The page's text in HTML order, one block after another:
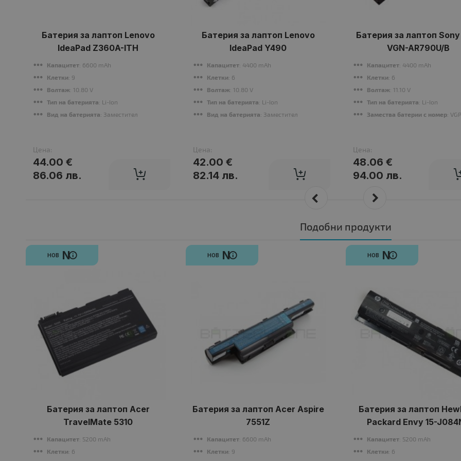
Батерия за лаптоп Lenovo
IdeaPad Z360A-ITH
Капацитет: 6600 mAh
Клетки: 9
Волтаж: 10.80 V
Тип на батерията: Li-Ion
Вид на батерията: Заместител
Цена:
44.00 €
86.06 лв.
Батерия за лаптоп Lenovo
IdeaPad Y490
Капацитет: 4400 mAh
Клетки: 6
Волтаж: 10.80 V
Тип на батерията: Li-Ion
Вид на батерията: Заместител
Цена:
42.00 €
82.14 лв.
Батерия за лаптоп
VGN-AR790U/B
Капацитет: 4400 mAh
Клетки: 6
Волтаж: 11.10 V
Тип на батерията: Li-Ion
Замества батерии с номер:
Цена:
48.06 €
94.00 лв.
Подобни продукти
НОВ N
Батерия за лаптоп Acer
TravelMate 5310
Капацитет: 5200 mAh
Клетки: 6
НОВ N
Батерия за лаптоп Acer Aspire
7551Z
Капацитет: 6600 mAh
Клетки: 9
НОВ N
Батерия за лаптоп
Packard Envy 15-
Капацитет: 5200 mAh
Клетки: 6